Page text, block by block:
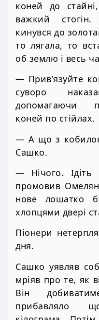
коней до
важкий
кинувся до
то лягала, то
об землю і весь
— Прив’язуйте
суворо
допомагаючи
коней по стійлах.
— А що з
Сашко.
— Нічого. Ідіть
промовив
нове лошатко
хлопцями двері
Піонери
дня.
Сашко уявляв
мріяв про те, як
Він
прибавляло